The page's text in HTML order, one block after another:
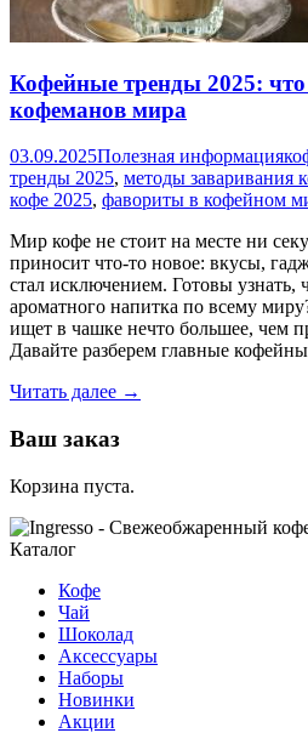
Кофейные тренды 2025:
кофеманов мира
03.09.2025Полезная информация
тренды 2025, методы заваривания
кофе 2025, фавориты в кофейном
Мир кофе не стоит на месте ни
приносит что-то новое: вкусы,
стал исключением. Готовы узнать,
ароматного напитка по всему
ищет в чашке нечто большее, чем
Давайте разберем главные
Читать далее Кофейные
чашке
у
кофеманов
→
Ваш заказ
Корзина пуста.
Каталог
Кофе
Чай
Шоколад
Аксессуары
Наборы
Новинки
Акции